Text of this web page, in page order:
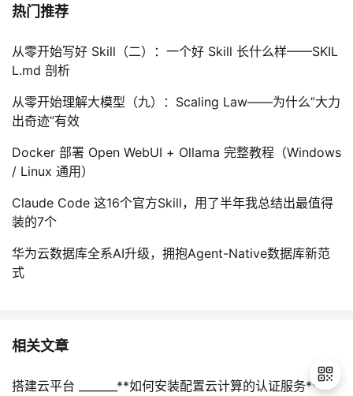
热门推荐
从零开始写好 Skill（二）：一个好 Skill 长什么样——SKIL
L.md 剖析
从零开始理解大模型（九）：Scaling Law——为什么”大力
出奇迹”有效
Docker 部署 Open WebUI + Ollama 完整教程（Windows
/ Linux 通用）
Claude Code 这16个官方Skill，用了半年我总结出最值得
装的7个
华为云数据库全系AI升级，拥抱Agent-Native数据库新范
式
相关文章
搭建云平台 _______**如何安装配置云计算的认证服务**